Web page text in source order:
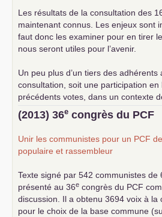
Les résultats de la consultation des
maintenant connus. Les enjeux sont
faut donc les examiner pour en tirer
nous seront utiles pour l’avenir.
Un peu plus d’un tiers des
consultation, soit une participation
précédents votes, dans un contexte
... lire la suite
(2013) 36e congrès du PCF
Unir les communistes pour un PCF
populaire et rassembleur
Texte signé par 542 communistes de
présenté au 36e congrès du PCF
discussion. Il a obtenu 3694 voix à la
pour le choix de la base commune